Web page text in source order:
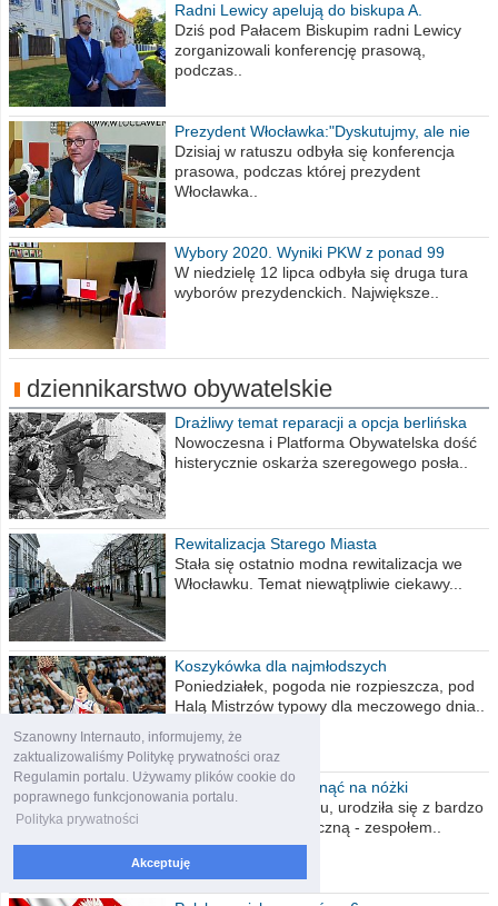
Szanowny Internauto, informujemy, że
zaktualizowaliśmy Politykę prywatności oraz
Regulamin portalu. Używamy plików cookie do
poprawnego funkcjonowania portalu.
Polityka prywatności
Akceptuję
Radni Lewicy apelują do biskupa A.
Wiesława Meringa
Dziś pod Pałacem Biskupim radni Lewicy
zorganizowali konferencję prasową,
podczas..
Prezydent Włocławka:"Dyskutujmy, ale nie
obrażajmy się”
Dzisiaj w ratuszu odbyła się konferencja
prasowa, podczas której prezydent
Włocławka..
Wybory 2020. Wyniki PKW z ponad 99
procent obwodów
W niedzielę 12 lipca odbyła się druga tura
wyborów prezydenckich. Największe..
dziennikarstwo obywatelskie
Drażliwy temat reparacji a opcja berlińska
Nowoczesna i Platforma Obywatelska dość
histerycznie oskarża szeregowego posła..
Rewitalizacja Starego Miasta
Stała się ostatnio modna rewitalizacja we
Włocławku. Temat niewątpliwie ciekawy...
Koszykówka dla najmłodszych
Poniedziałek, pogoda nie rozpieszcza, pod
Halą Mistrzów typowy dla meczowego dnia..
Pomóż Martynce stanąć na nóżki
Martynka ma 4,5 roku, urodziła się z bardzo
rzadką wadą genetyczną - zespołem..